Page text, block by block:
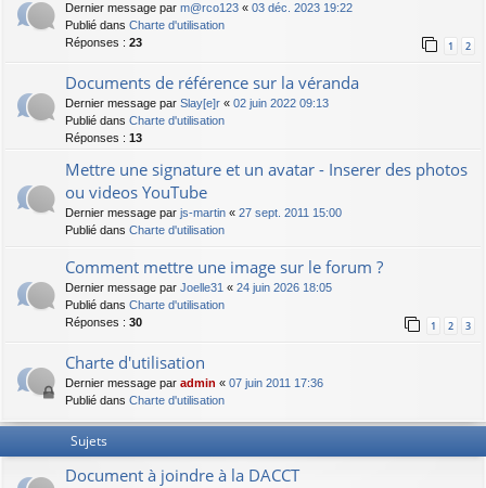
Dernier message par m@rco123 « 03 déc. 2023 19:22
Publié dans Charte d'utilisation
Réponses : 23 1 2
Documents de référence sur la véranda
Dernier message par Slay[e]r « 02 juin 2022 09:13
Publié dans Charte d'utilisation
Réponses : 13
Mettre une signature et un avatar - Inserer des photos
ou videos YouTube
Dernier message par js-martin « 27 sept. 2011 15:00
Publié dans Charte d'utilisation
Comment mettre une image sur le forum ?
Dernier message par Joelle31 « 24 juin 2026 18:05
Publié dans Charte d'utilisation
Réponses : 30 1 2 3
Charte d'utilisation
Dernier message par admin « 07 juin 2011 17:36
Publié dans Charte d'utilisation
Sujets
Document à joindre à la DACCT